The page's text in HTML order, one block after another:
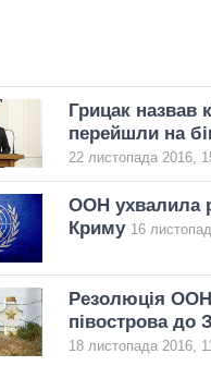
Грицак назвав
перейшли на
22 листопада 2016,
ООН ухвалила
Криму 16
Резолюція
півострова до
18 листопада 2016,